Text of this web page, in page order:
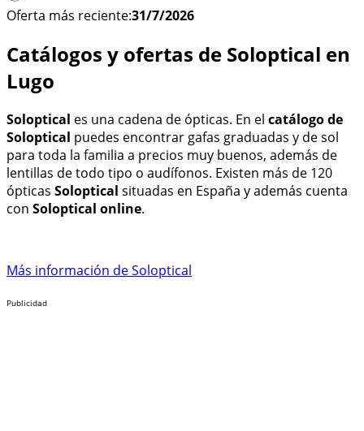
Oferta más reciente:31/7/2026
Catálogos y ofertas de Soloptical en
Lugo
Soloptical es una cadena de ópticas. En el catálogo de
Soloptical puedes encontrar gafas graduadas y de sol
para toda la familia a precios muy buenos, además de
lentillas de todo tipo o audífonos. Existen más de 120
ópticas Soloptical situadas en España y además cuenta
con Soloptical online.
Más información de Soloptical
Publicidad